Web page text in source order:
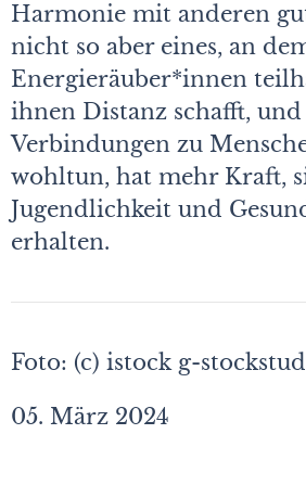
Harmonie mit anderen
nicht so aber eines, an
Energieräuber*innen
ihnen Distanz schafft,
Verbindungen zu
wohltun, hat mehr Kraft,
Jugendlichkeit und
erhalten.
Foto: (c) istock g-
05. März 2024